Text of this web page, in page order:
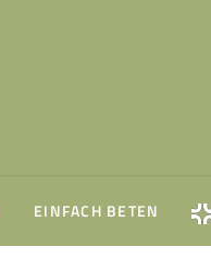
EINFACH BETEN